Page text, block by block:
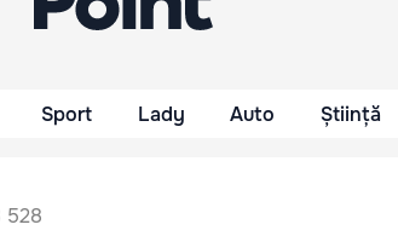
Sport Lady Auto Știință
528